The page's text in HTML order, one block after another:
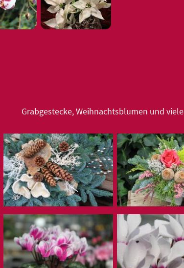
Grabgestecke, Weihnachtsblumen und